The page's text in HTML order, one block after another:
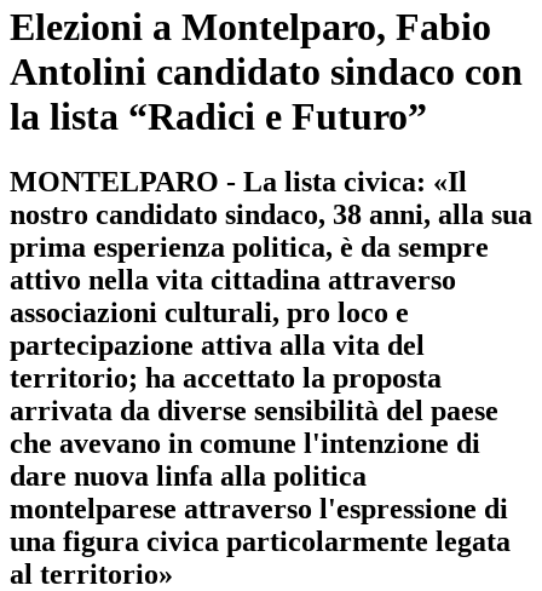
Elezioni a Montelparo, Fabio
Antolini candidato sindaco con
la lista “Radici e Futuro”
MONTELPARO - La lista civica: «Il
nostro candidato sindaco, 38 anni, alla sua
prima esperienza politica, è da sempre
attivo nella vita cittadina attraverso
associazioni culturali, pro loco e
partecipazione attiva alla vita del
territorio; ha accettato la proposta
arrivata da diverse sensibilità del paese
che avevano in comune l'intenzione di
dare nuova linfa alla politica
montelparese attraverso l'espressione di
una figura civica particolarmente legata
al territorio»